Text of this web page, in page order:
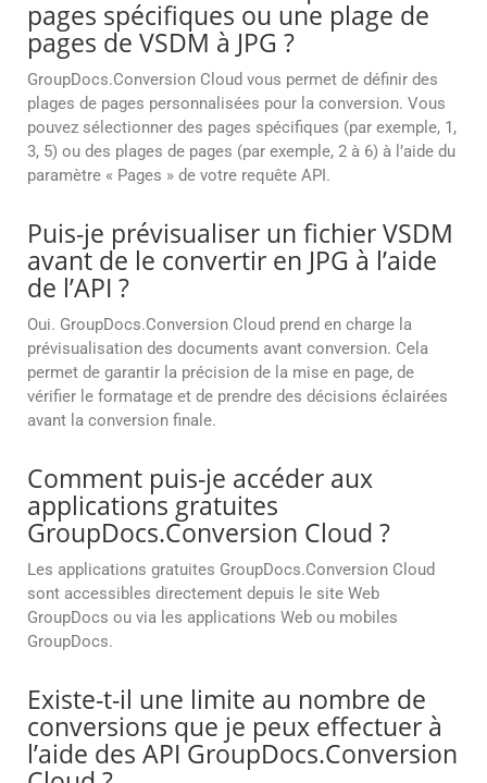
pages spécifiques ou une plage de
pages de VSDM à JPG ?
GroupDocs.Conversion Cloud vous permet de définir des
plages de pages personnalisées pour la conversion. Vous
pouvez sélectionner des pages spécifiques (par exemple, 1,
3, 5) ou des plages de pages (par exemple, 2 à 6) à l’aide du
paramètre « Pages » de votre requête API.
Puis-je prévisualiser un fichier VSDM
avant de le convertir en JPG à l’aide
de l’API ?
Oui. GroupDocs.Conversion Cloud prend en charge la
prévisualisation des documents avant conversion. Cela
permet de garantir la précision de la mise en page, de
vérifier le formatage et de prendre des décisions éclairées
avant la conversion finale.
Comment puis-je accéder aux
applications gratuites
GroupDocs.Conversion Cloud ?
Les applications gratuites GroupDocs.Conversion Cloud
sont accessibles directement depuis le site Web
GroupDocs ou via les applications Web ou mobiles
GroupDocs.
Existe-t-il une limite au nombre de
conversions que je peux effectuer à
l’aide des API GroupDocs.Conversion